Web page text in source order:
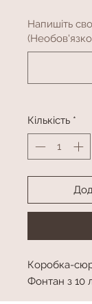
Напишіть
Кількість *
Коробка-
Фонтан з 10